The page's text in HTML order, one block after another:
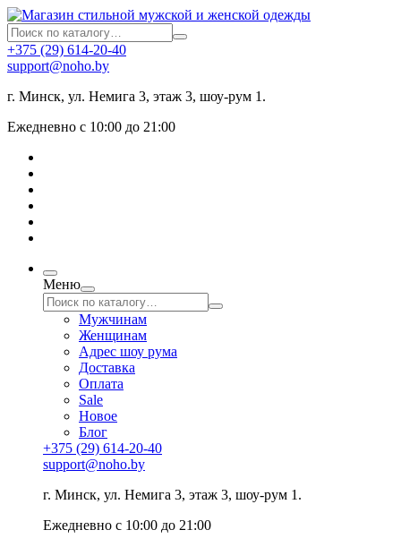
+375 (29) 614-20-40
support@noho.by
г. Минск, ул. Немига 3, этаж 3, шоу-рум 1.
Ежедневно с 10:00 до 21:00
Меню
Мужчинам
Женщинам
Адрес шоу рума
Доставка
Оплата
Sale
Новое
Блог
+375 (29) 614-20-40
support@noho.by
г. Минск, ул. Немига 3, этаж 3, шоу-рум 1.
Ежедневно с 10:00 до 21:00